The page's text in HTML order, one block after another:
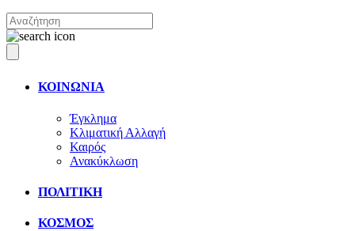
ΚΟΙΝΩΝΙΑ
Έγκλημα
Κλιματική Αλλαγή
Καιρός
Ανακύκλωση
ΠΟΛΙΤΙΚΗ
ΚΟΣΜΟΣ